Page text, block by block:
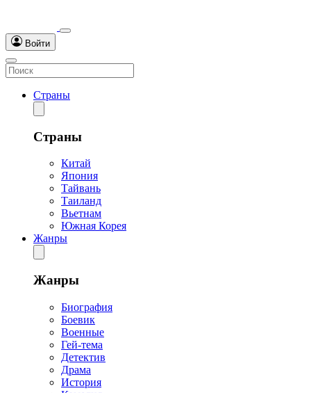
Войти
Страны
Страны
Китай
Япония
Тайвань
Таиланд
Вьетнам
Южная Корея
Жанры
Жанры
Биография
Боевик
Военные
Гей-тема
Детектив
Драма
История